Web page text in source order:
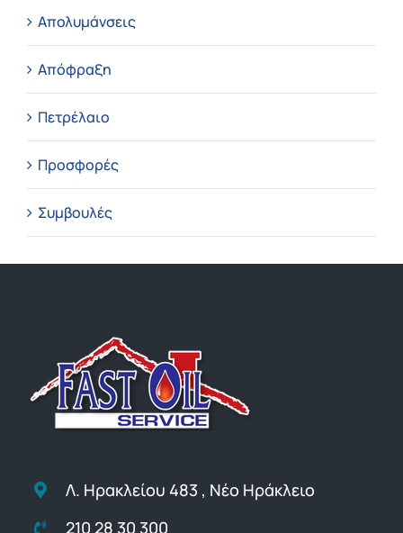
Απολυμάνσεις
Απόφραξη
Πετρέλαιο
Προσφορές
Συμβουλές
Λ. Ηρακλείου 483 , Νέο Ηράκλειο
210 28 30 300